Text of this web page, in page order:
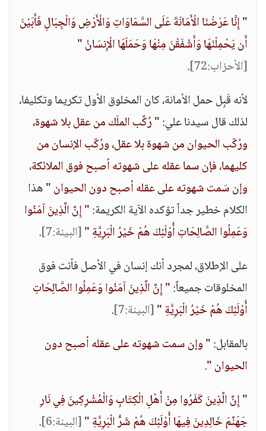
" إِنَّا عَرَضْنَا الْأَمَانَةَ عَلَى السَّمَاوَاتِ وَالْأَرْضِ وَالْجِبَالِ فَأَبَيْنَ
أَن يَحْمِلْنَهَا وَأَشْفَقْنَ مِنْهَا وَحَمَلَهَا الْإِنسَانُ "
[الأحزاب:72]
.
لأنه قَبِل حمل الأمانة، كان المخلوق الأول تكريما وتكليفا،
لذلك قال سيدنا علي:" رُكِّب الملَك من عقل بلا شهوة،
ورُكّب الحيوان من شهوة بلا عقل، ورُكّب الإنسان من
كليهما، فإن سما عقله على شهوته أصبح فوق الملائكة،
وإن سَمت شهوته على عقله أصبح دون الحيوان "هذا
الكلام خطير جداً تؤكده الآية الكريمة:" إِنَّ الَّذِينَ آمَنُوا
وَعَمِلُوا الصَّالِحَاتِ أُوْلَئِكَ هُمْ خَيْرُ الْبَرِيَّةِ "[البينة:7] .
على الإطلاق، لمجرد أنك إنسان في الأصل فأنت فوق
المخلوقات جميعاً:" إِنَّ الَّذِينَ آمَنُوا وَعَمِلُوا الصَّالِحَاتِ
أُوْلَئِكَ هُمْ خَيْرُ الْبَرِيَّةِ "[البينة:7] .
بالمقابل:" وإن سمت شهوته على عقله أصبح دون
الحيوان ".
" إِنَّ الَّذِينَ كَفَرُوا مِنْ أَهْلِ الْكِتَابِ وَالْمُشْرِكِينَ فِي نَارِ
جَهَنَّمَ خَالِدِينَ فِيهَا أُوْلَئِكَ هُمْ شَرُّ الْبَرِيَّةِ "[البينة:6] .